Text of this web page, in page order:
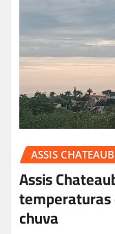
ASSIS
Assis
temperaturas
chuva